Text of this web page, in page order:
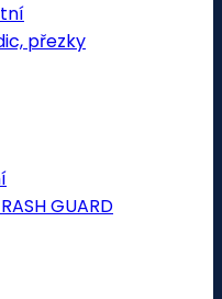
přezky
GUARD